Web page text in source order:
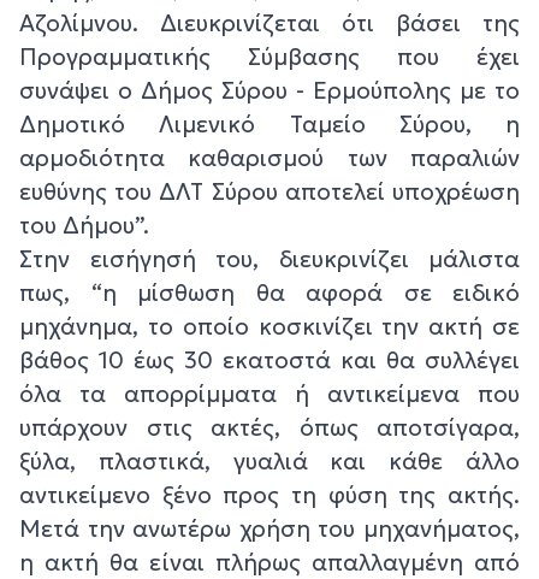
Αζολίμνου. Διευκρινίζεται ότι βάσει της
Προγραμματικής Σύμβασης που έχει
συνάψει ο Δήμος Σύρου - Ερμούπολης με το
Δημοτικό Λιμενικό Ταμείο Σύρου, η
αρμοδιότητα καθαρισμού των παραλιών
ευθύνης του ΔΛΤ Σύρου αποτελεί υποχρέωση
του Δήμου”.
Στην εισήγησή του, διευκρινίζει μάλιστα
πως, “η μίσθωση θα αφορά σε ειδικό
μηχάνημα, το οποίο κοσκινίζει την ακτή σε
βάθος 10 έως 30 εκατοστά και θα συλλέγει
όλα τα απορρίμματα ή αντικείμενα που
υπάρχουν στις ακτές, όπως αποτσίγαρα,
ξύλα, πλαστικά, γυαλιά και κάθε άλλο
αντικείμενο ξένο προς τη φύση της ακτής.
Μετά την ανωτέρω χρήση του μηχανήματος,
η ακτή θα είναι πλήρως απαλλαγμένη από